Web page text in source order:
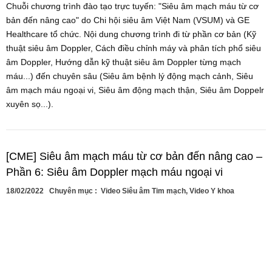
Chuỗi chương trình đào tạo trực tuyến: "Siêu âm mạch máu từ cơ
bản đến nâng cao" do Chi hội siêu âm Việt Nam (VSUM) và GE
Healthcare tổ chức. Nội dung chương trình đi từ phần cơ bản (Kỹ
thuật siêu âm Doppler, Cách điều chỉnh máy và phân tích phổ siêu
âm Doppler, Hướng dẫn kỹ thuật siêu âm Doppler từng mạch
máu...) đến chuyên sâu (Siêu âm bệnh lý động mạch cảnh, Siêu
âm mạch máu ngoại vi, Siêu âm động mạch thận, Siêu âm Doppelr
xuyên sọ...).
[CME] Siêu âm mạch máu từ cơ bản đến nâng cao –
Phần 6: Siêu âm Doppler mạch máu ngoại vi
18/02/2022 Chuyên mục : Video Siêu âm Tim mạch, Video Y khoa